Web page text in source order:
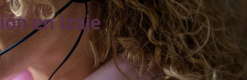
en Izaje